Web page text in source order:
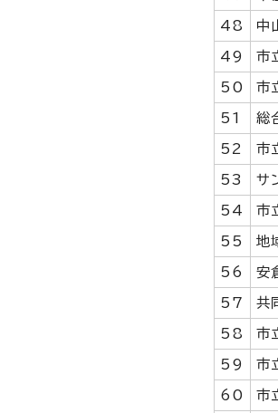
48 中
49 市
50 市
51 総
52 市
53 サ
54 市
55 地
56 安
57 共
58 市
59 市
60 市